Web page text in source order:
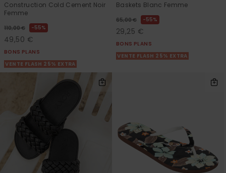
Construction Cold Cement Noir
Femme
110,00 € 55%
49,50 €
BONS PLANS
VENTE FLASH 25% EXTRA
Baskets Blanc Femme
65,00 € 55%
29,25 €
BONS PLANS
VENTE FLASH 25% EXTRA